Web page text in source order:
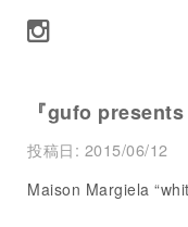
『gufo
投稿日: 2015/06/12
Maison Margiela